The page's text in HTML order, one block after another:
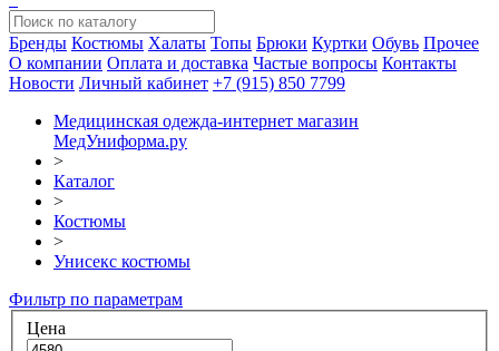
Бренды Костюмы Халаты Топы Брюки Куртки Обувь Прочее
О компании Оплата и доставка Частые вопросы Контакты
Новости Личный кабинет +7 (915) 850 7799
Медицинская одежда-интернет магазин
МедУниформа.ру
>
Каталог
>
Костюмы
>
Унисекс костюмы
Фильтр по параметрам
Цена